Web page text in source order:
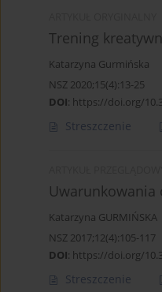
Trening
Katarzyna Gurmińska
NSZ 2020;15(4):13-25
DOI: https://doi.org/
Streszczenie
Uwarunkowania
Katarzyna GURMIŃSKA
NSZ 2017;12(4):105-117
DOI: https://doi.org/
Streszczenie